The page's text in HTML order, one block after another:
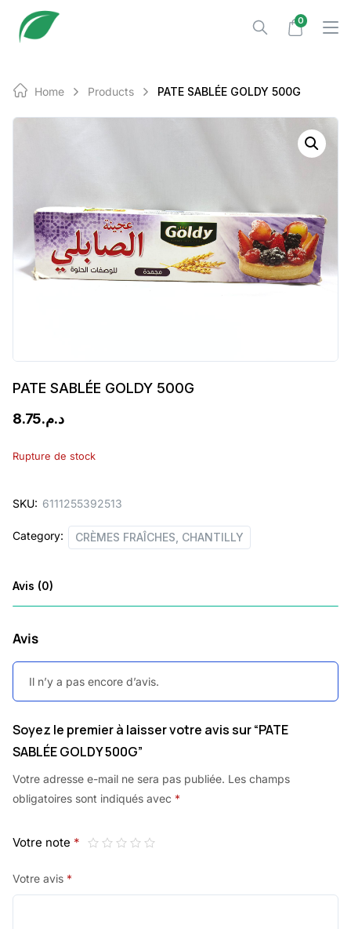
0
Home Products PATE SABLÉE GOLDY 500G
PATE SABLÉE GOLDY 500G
د.م.8.75
Rupture de stock
SKU: 6111255392513
Category: CRÈMES FRAÎCHES, CHANTILLY
Avis (0)
Avis
Il n’y a pas encore d’avis.
Soyez le premier à laisser votre avis sur “PATE
SABLÉE GOLDY 500G”
Votre adresse e-mail ne sera pas publiée. Les champs
obligatoires sont indiqués avec *
Votre note *
Votre avis *